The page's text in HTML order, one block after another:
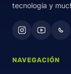
tecnología y
NAVEGACIÓN